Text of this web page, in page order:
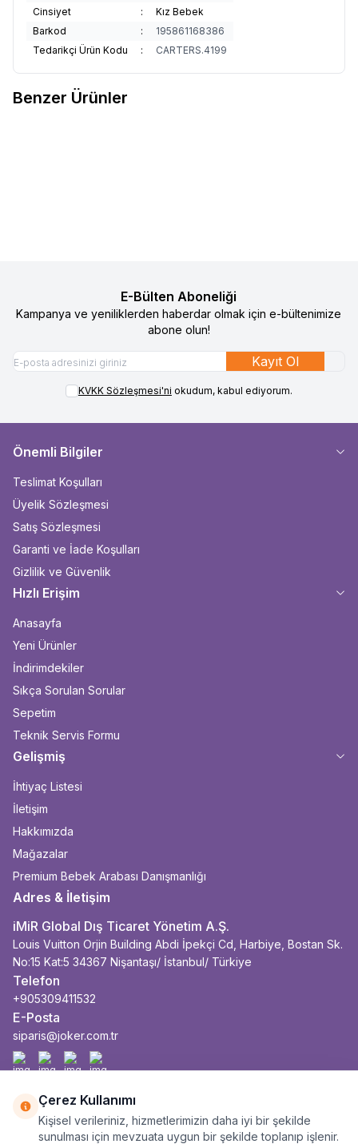
Cinsiyet
:
Kız Bebek
Barkod
:
195861168386
Tedarikçi Ürün Kodu
: CARTERS.4199
Benzer Ürünler
E-Bülten Aboneliği
Kampanya ve yeniliklerden haberdar olmak için e-bültenimize
abone olun!
Kayıt Ol
KVKK Sözleşmesi'ni okudum, kabul ediyorum.
Önemli Bilgiler
Teslimat Koşulları
Üyelik Sözleşmesi
Satış Sözleşmesi
Garanti ve İade Koşulları
Gizlilik ve Güvenlik
Hızlı Erişim
Anasayfa
Yeni Ürünler
İndirimdekiler
Sıkça Sorulan Sorular
Sepetim
Teknik Servis Formu
Gelişmiş
İhtiyaç Listesi
İletişim
Hakkımızda
Mağazalar
Premium Bebek Arabası Danışmanlığı
Adres & İletişim
iMiR Global Dış Ticaret Yönetim A.Ş.
Louis Vuitton Orjin Building Abdi İpekçi Cd, Harbiye, Bostan Sk.
No:15 Kat:5 34367 Nişantaşı/ İstanbul/ Türkiye
Telefon
+905309411532
E-Posta
siparis@joker.com.tr
Facebook
İnstagram
YoutubeLinkedin
Çerez Kullanımı
Kişisel verileriniz, hizmetlerimizin daha iyi bir şekilde
sunulması için mevzuata uygun bir şekilde toplanıp işlenir.